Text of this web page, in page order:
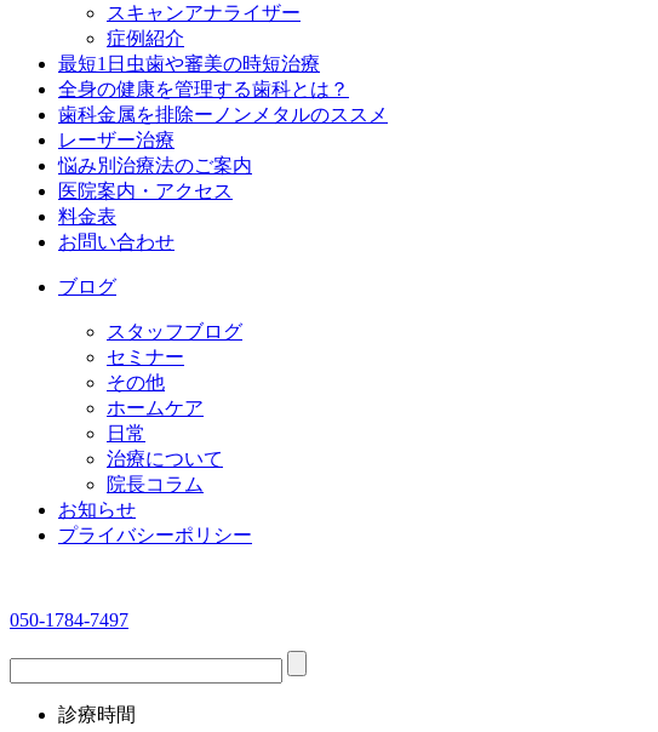
スキャンアナライザー
症例紹介
最短1日虫歯や審美の時短治療
全身の健康を管理する歯科とは？
歯科金属を排除ーノンメタルのススメ
レーザー治療
悩み別治療法のご案内
医院案内・アクセス
料金表
お問い合わせ
ブログ
スタッフブログ
セミナー
その他
ホームケア
日常
治療について
院長コラム
お知らせ
プライバシーポリシー
050-1784-7497
診療時間